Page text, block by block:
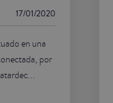
17/01/2020
en una
por